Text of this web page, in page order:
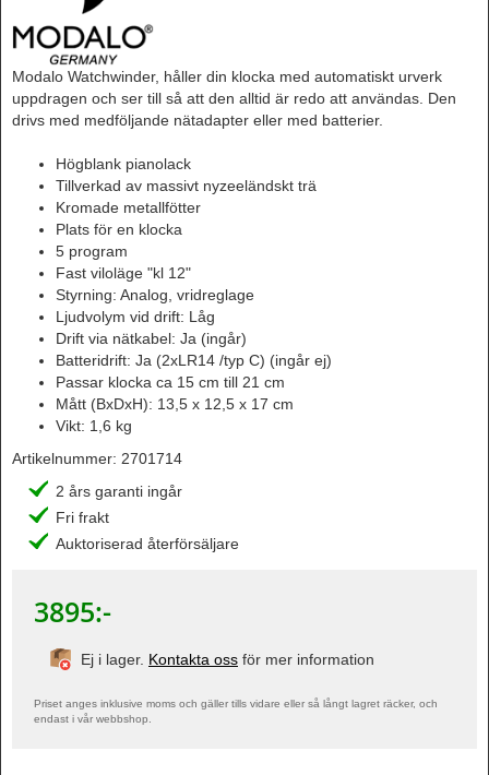
Modalo Watchwinder, håller din klocka med automatiskt urverk
uppdragen och ser till så att den alltid är redo att användas. Den
drivs med medföljande nätadapter eller med batterier.
Högblank pianolack
Tillverkad av massivt nyzeeländskt trä
Kromade metallfötter
Plats för en klocka
5 program
Fast viloläge "kl 12"
Styrning: Analog, vridreglage
Ljudvolym vid drift: Låg
Drift via nätkabel: Ja (ingår)
Batteridrift: Ja (2xLR14 /typ C) (ingår ej)
Passar klocka ca 15 cm till 21 cm
Mått (BxDxH): 13,5 x 12,5 x 17 cm
Vikt: 1,6 kg
Artikelnummer: 2701714
2 års garanti ingår
Fri frakt
Auktoriserad återförsäljare
3895:-
Ej i lager. Kontakta oss för mer information
Priset anges inklusive moms och gäller tills vidare eller så långt lagret räcker, och
endast i vår webbshop.